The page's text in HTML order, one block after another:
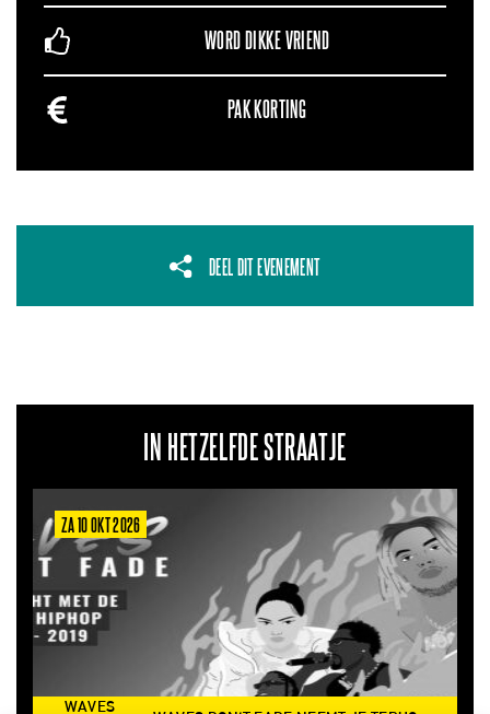
WORD DIKKE VRIEND
PAK KORTING
DEEL DIT EVENEMENT
IN HETZELFDE STRAATJE
ZA 10 OKT 2026
WAVES